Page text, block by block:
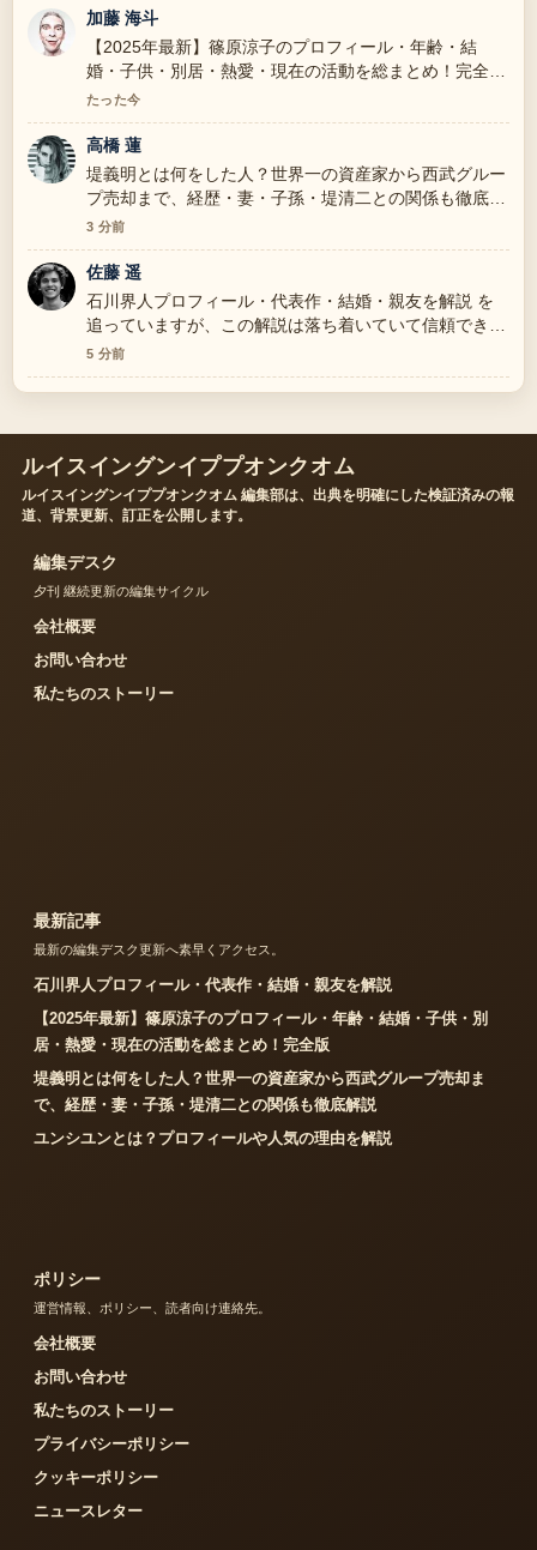
加藤 海斗
【2025年最新】篠原涼子のプロフィール・年齢・結
婚・子供・別居・熱愛・現在の活動を総まとめ！完全版
周辺の検証がしっかりしていて安心感があります。
たった今
高橋 蓮
堤義明とは何をした人？世界一の資産家から西武グルー
プ売却まで、経歴・妻・子孫・堤清二との関係も徹底解
説 の整理がとても分かりやすいです。今日の中でも特
に読みやすいです。
3 分前
佐藤 遥
石川界人プロフィール・代表作・結婚・親友を解説 を
追っていますが、この解説は落ち着いていて信頼できま
す。
5 分前
ルイスイングンイププオンクオム
ルイスイングンイププオンクオム 編集部は、出典を明確にした検証済みの報
道、背景更新、訂正を公開します。
編集デスク
夕刊 継続更新の編集サイクル
会社概要
お問い合わせ
私たちのストーリー
最新記事
最新の編集デスク更新へ素早くアクセス。
石川界人プロフィール・代表作・結婚・親友を解説
【2025年最新】篠原涼子のプロフィール・年齢・結婚・子供・別
居・熱愛・現在の活動を総まとめ！完全版
堤義明とは何をした人？世界一の資産家から西武グループ売却ま
で、経歴・妻・子孫・堤清二との関係も徹底解説
ユンシユンとは？プロフィールや人気の理由を解説
ポリシー
運営情報、ポリシー、読者向け連絡先。
会社概要
お問い合わせ
私たちのストーリー
プライバシーポリシー
クッキーポリシー
ニュースレター